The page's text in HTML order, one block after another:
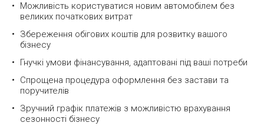
Можливість користуватися новим автомобілем без
великих початкових витрат
Збереження обігових коштів для розвитку вашого
бізнесу
Гнучкі умови фінансування, адаптовані під ваші потреби
Спрощена процедура оформлення без застави та
поручителів
Зручний графік платежів з можливістю врахування
сезонності бізнесу